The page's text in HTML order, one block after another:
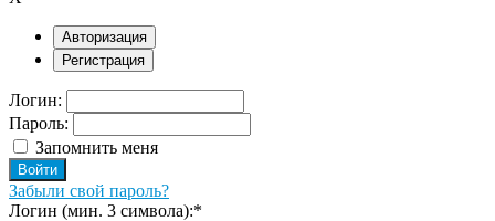
Авторизация
Регистрация
Логин:
Пароль:
Запомнить меня
Забыли свой пароль?
Логин (мин. 3 символа):*